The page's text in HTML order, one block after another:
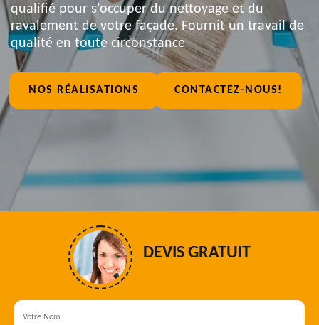
qualifié pour s'occuper du nettoyage et du
ravalement de votre façade. Fournit un travail de
qualité en toute circonstance
NOS RÉALISATIONS CONTACTEZ-NOUS!
DEVIS GRATUIT